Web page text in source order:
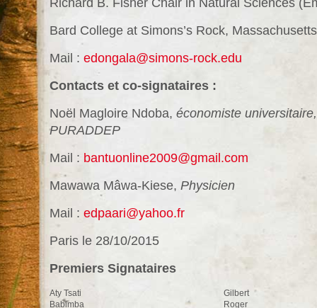
Richard B. Fisher Chair in Natural Sciences
Bard College at Simons’s Rock,
Mail : edongala@simons-rock.edu
Contacts et co-signataires :
Noël Magloire Ndoba, économiste universitaire,
PURADDEP
Mail : bantuonline2009@gmail.com
Mawawa Mâwa-Kiese, Physicien
Mail : edpaari@yahoo.fr
Paris le 28/10/2015
Premiers Signataires
Aty Tsati
Gilbert
Babimba
Roger